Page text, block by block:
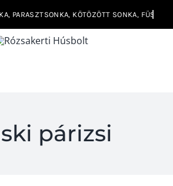
Történetünk
párizsi